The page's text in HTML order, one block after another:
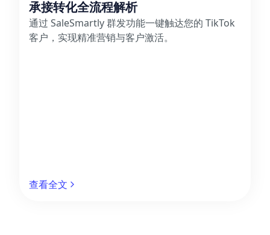
承接转化全流程解析
通过 SaleSmartly 群发功能一键触达您的 TikTok
客户，实现精准营销与客户激活。
查看全文